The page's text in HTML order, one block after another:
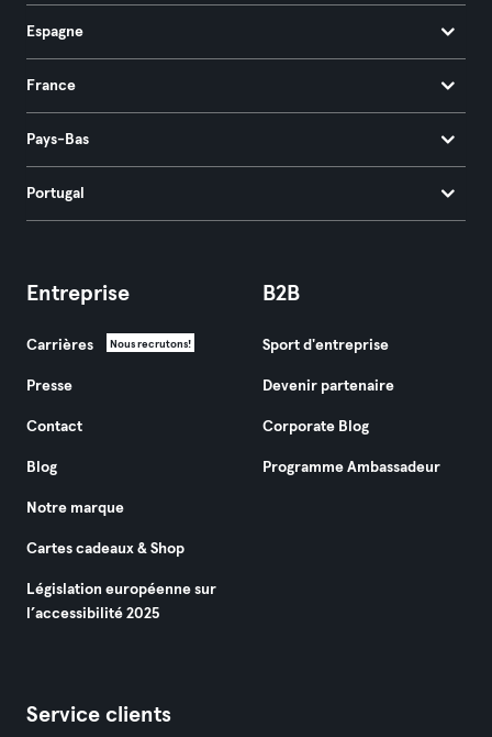
Espagne
France
Pays-Bas
Portugal
Entreprise
Carrières Nous recrutons!
Presse
Contact
Blog
Notre marque
Cartes cadeaux & Shop
Législation européenne sur
l’accessibilité 2025
B2B
Sport d'entreprise
Devenir partenaire
Corporate Blog
Programme Ambassadeur
Service clients